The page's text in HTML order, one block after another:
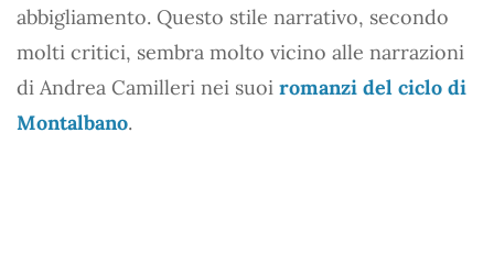
abbigliamento. Questo stile narrativo, secondo
molti critici, sembra molto vicino alle narrazioni
di Andrea Camilleri nei suoi romanzi del ciclo di
Montalbano.